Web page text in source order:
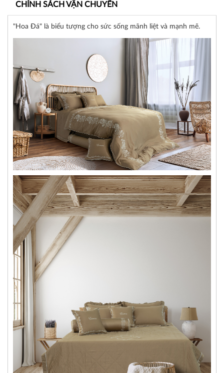
CHÍNH SÁCH VẬN CHUYỂN
"Hoa Đá" là biểu tượng cho sức sống mãnh liệt và mạnh mẽ.